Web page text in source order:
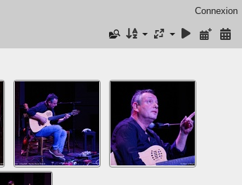
Connexion